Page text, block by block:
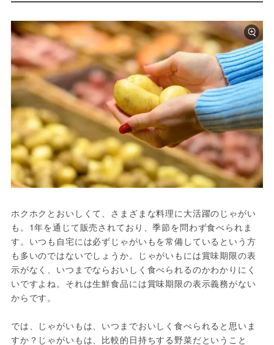
ホクホクとおいしくて、さまざまな料理に大活躍のじゃがい
も。1年を通じて販売されており、季節を問わず食べられま
す。いつも自宅には必ずじゃがいもを常備しているという方
も多いのではないでしょうか。じゃがいもには賞味期限の表
示がなく、いつまでならおいしく食べられるのかわかりにく
いですよね。それは生鮮食品には賞味期限の表示義務がない
からです。
では、じゃがいもは、いつまでおいしく食べられると思いま
すか？じゃがいもは、比較的日持ちする野菜だということ